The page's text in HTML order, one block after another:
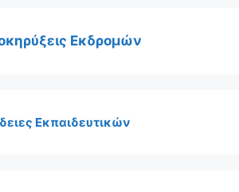
Εκδρομών
Εκπαιδευτικών